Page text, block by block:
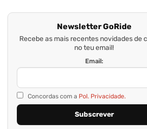
Newsletter GoRide
Recebe as mais recentes novidades de
no teu email!
Email:
Concordas com a Pol. Privacidade.